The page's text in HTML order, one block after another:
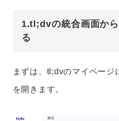
1.tl;dvの統合画面か
る
まずは、tl;dvのマイページ
を開きます。